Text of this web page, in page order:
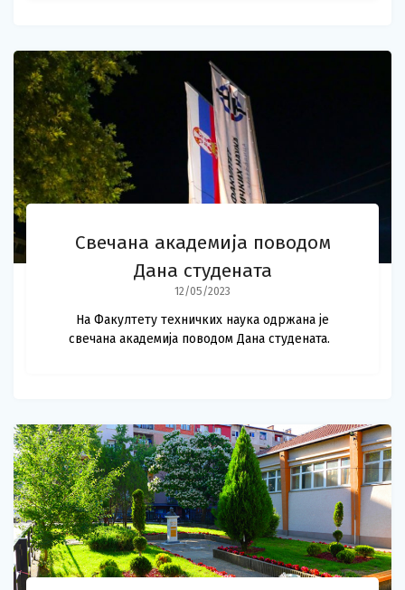
Свечана академија поводом
Дана студената
12/05/2023
На Факултету техничких наука одржана је
свечана академија поводом Дана студената.